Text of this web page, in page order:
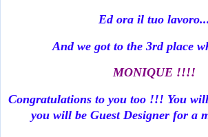
Ed ora il tuo lavoro...
And we got to the 3rd place
MONIQUE !!!!
Congratulations to you too !!! You
you will be Guest Designer for a